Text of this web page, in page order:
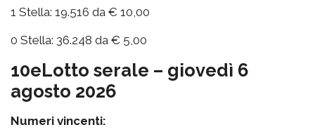
1 Stella: 19.516 da € 10,00
0 Stella: 36.248 da € 5,00
10eLotto serale – giovedì 6
agosto 2026
Numeri vincenti: